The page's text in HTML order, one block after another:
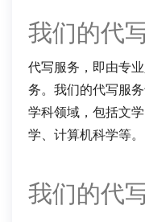
我们的代
代写服务，即由专
务。我们的代写服
学科领域，包括文
学、计算机科学等。
我们的代